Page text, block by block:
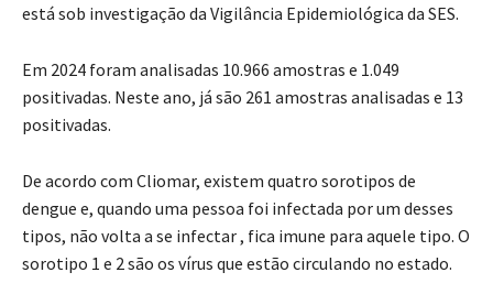
está sob investigação da Vigilância Epidemiológica da SES.
Em 2024 foram analisadas 10.966 amostras e 1.049
positivadas. Neste ano, já são 261 amostras analisadas e 13
positivadas.
De acordo com Cliomar, existem quatro sorotipos de
dengue e, quando uma pessoa foi infectada por um desses
tipos, não volta a se infectar , fica imune para aquele tipo. O
sorotipo 1 e 2 são os vírus que estão circulando no estado.